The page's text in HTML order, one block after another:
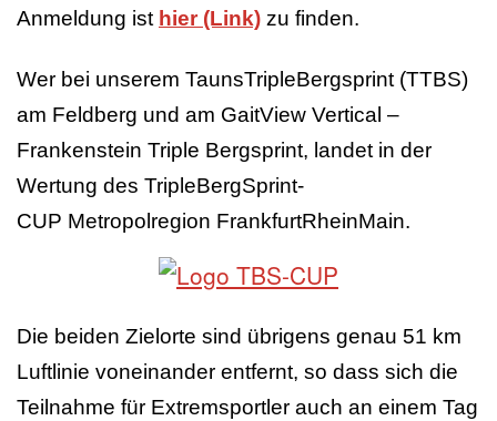
Anmeldung ist hier (Link) zu finden.
Wer bei unserem TaunsTripleBergsprint (TTBS)
am Feldberg und am GaitView Vertical –
Frankenstein Triple Bergsprint, landet in der
Wertung des TripleBergSprint-
CUP Metropolregion FrankfurtRheinMain.
Die beiden Zielorte sind übrigens genau 51 km
Luftlinie voneinander entfernt, so dass sich die
Teilnahme für Extremsportler auch an einem Tag